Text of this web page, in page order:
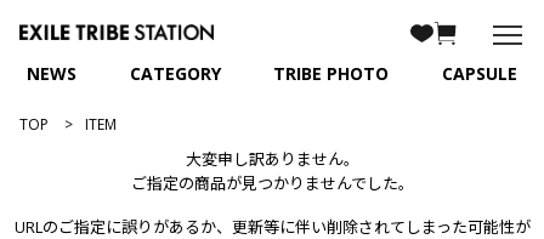
NEWS CATEGORY TRIBE PHOTO CAPSULE
TOP ITEM
大変申し訳ありません。
ご指定の商品が見つかりませんでした。
URLのご指定に誤りがあるか、更新等に伴い削除されてしまった可能性が